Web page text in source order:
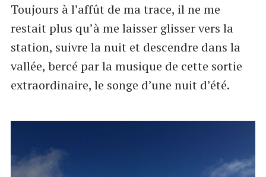
Toujours à l’affût de ma trace, il ne me
restait plus qu’à me laisser glisser vers la
station, suivre la nuit et descendre dans la
vallée, bercé par la musique de cette sortie
extraordinaire, le songe d’une nuit d’été.